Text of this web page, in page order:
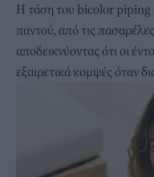
Η τάση του bicolor piping
παντού, από τις
αποδεικνύοντας ότι οι
εξαιρετικά κομψές όταν